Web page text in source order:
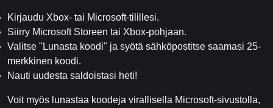
Kirjaudu Xbox- tai Microsoft-tilillesi.
Siirry Microsoft Storeen tai Xbox-pohjaan.
Valitse "Lunasta koodi" ja syötä sähköpostitse saamasi 25-
merkkinen koodi.
Nauti uudesta saldoistasi heti!
Voit myös lunastaa koodeja virallisella Microsoft-sivustolla,